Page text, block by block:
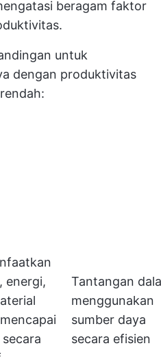
beragam faktor
untuk
dengan produktivitas
energi,
Tantangan
menggunakan
sumber daya
secara efisien